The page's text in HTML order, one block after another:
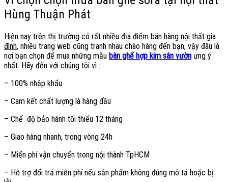
Hùng Thuận Phát
Hiện nay trên thị trường có rất nhiều địa điểm bán hàng nội thất gia
đình, nhiều trang web cũng tranh nhau chào hàng đến bạn, vậy đâu là
nơi bạn chọn để mua những mẫu bàn ghế hợp kim sân vườn ưng ý
nhất. Hãy đến với chúng tôi vì :
– 100% nhập khẩu
– Cam kết chất lượng là hàng đầu
– Chế độ bảo hành tối thiểu 12 tháng
– Giao hàng nhanh, trong vòng 24h
– Miển phí vận chuyển trong nội thành TpHCM
– Hỗ trợ đổi trả miễn phí nếu sản phẩm không đúng mô tả hoặc bị